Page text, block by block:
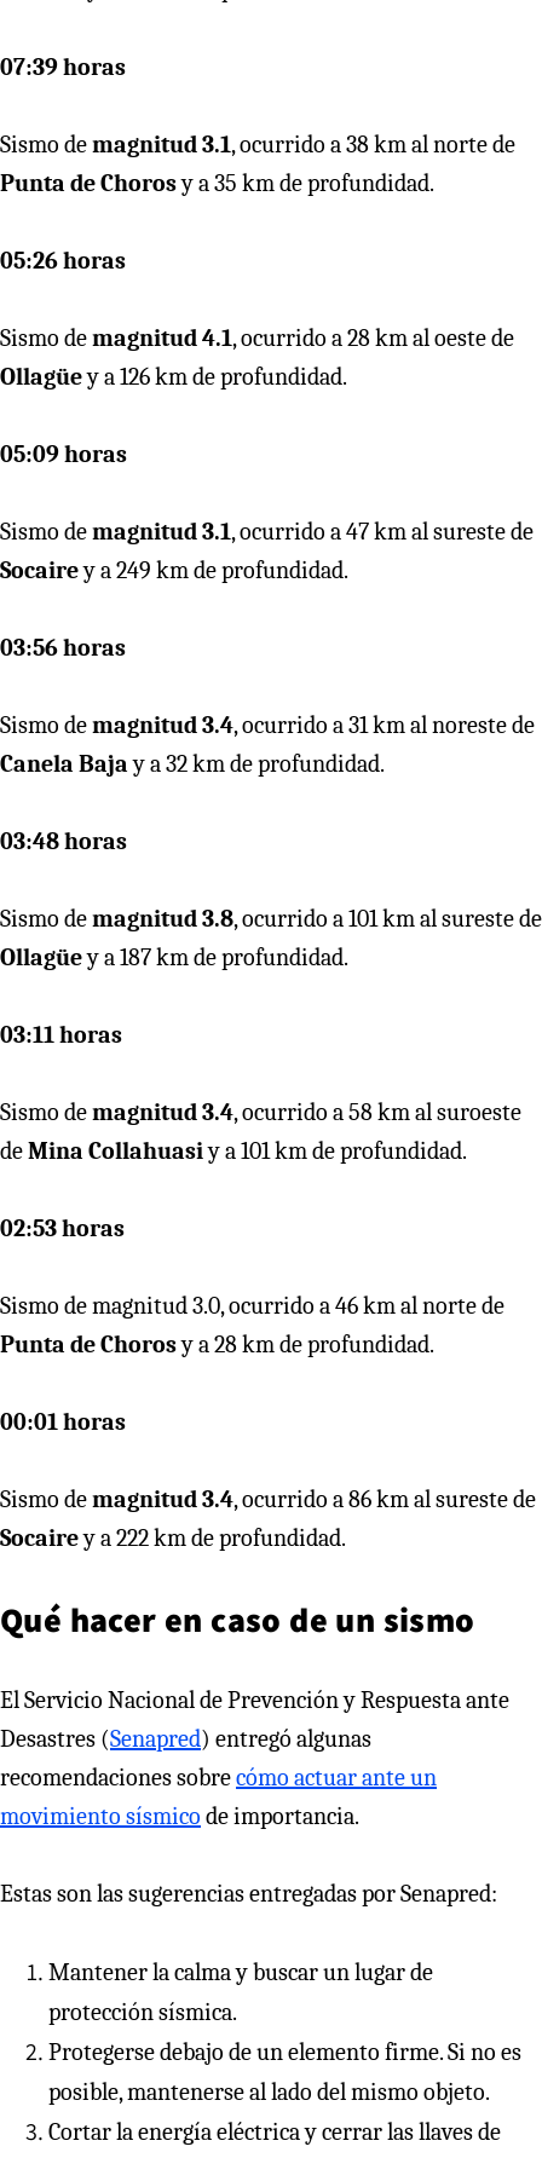
07:39 horas
Sismo demagnitud 3.1, ocurrido a 38 km al norte de
Punta de Chorosy a 35 km de profundidad.
05:26 horas
Sismo demagnitud 4.1, ocurrido a 28 km al oeste de
Ollagüey a 126 km de profundidad.
05:09 horas
Sismo demagnitud 3.1, ocurrido a 47 km al sureste de
Socairey a 249 km de profundidad.
03:56 horas
Sismo demagnitud 3.4, ocurrido a 31 km al noreste de
Canela Bajay a 32 km de profundidad.
03:48 horas
Sismo demagnitud 3.8, ocurrido a 101 km al sureste de
Ollagüey a 187 km de profundidad.
03:11 horas
Sismo demagnitud 3.4, ocurrido a 58 km al suroeste
deMina Collahuasiy a 101 km de profundidad.
02:53 horas
Sismo de magnitud 3.0, ocurrido a 46 km al norte de
Punta de Chorosy a 28 km de profundidad.
00:01 horas
Sismo demagnitud 3.4, ocurrido a 86 km al sureste de
Socairey a 222 km de profundidad.
Qué hacer en caso de un sismo
El Servicio Nacional de Prevención y Respuesta ante
Desastres (Senapred) entregó algunas
recomendaciones sobrecómo actuar ante un
movimiento sísmico de importancia.
Estas son las sugerencias entregadas por Senapred:
Mantener la calma y buscar un lugar de
protección sísmica.
Protegerse debajo de un elemento firme. Si no es
posible, mantenerse al lado del mismo objeto.
Cortar la energía eléctrica y cerrar las llaves de